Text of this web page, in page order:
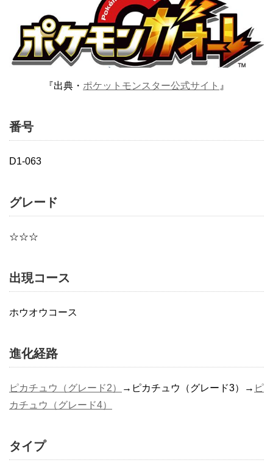
『出典・ ポケットモンスター公式サイト 』
番号
D1-063
グレード
☆☆☆
出現コース
ホウオウコース
進化経路
ピカチュウ（グレード2） →ピカチュウ（グレード3）→ ピ
カチュウ（グレード4）
タイプ